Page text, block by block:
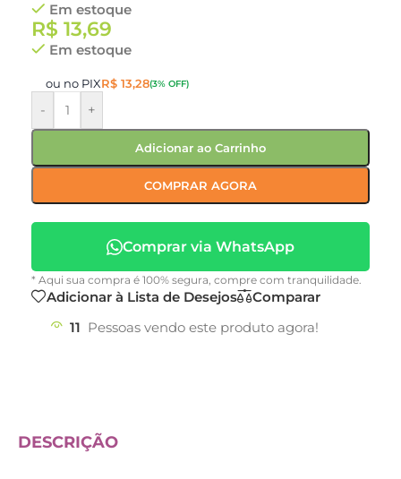
Em estoque
R$ 13,69
Em estoque
ou no PIXR$ 13,28(3% OFF)
- +
Adicionar ao Carrinho
COMPRAR AGORA
Comprar via WhatsApp
* Aqui sua compra é 100% segura, compre com tranquilidade.
Adicionar à Lista de Desejos
Comparar
11 Pessoas vendo este produto agora!
DESCRIÇÃO